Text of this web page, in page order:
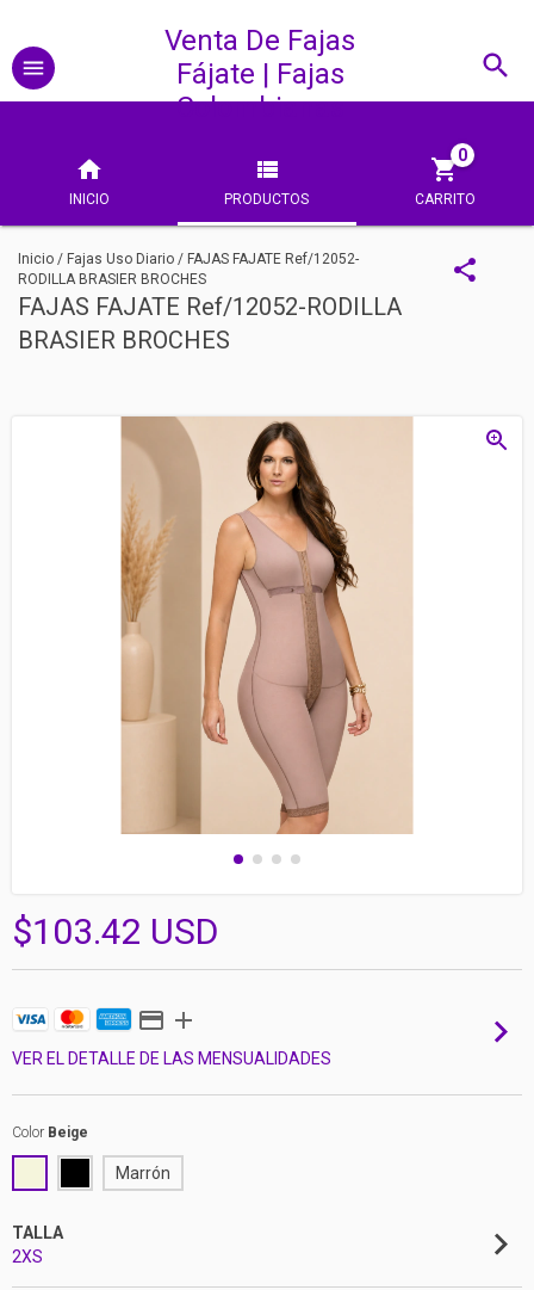
Venta De Fajas
Fájate | Fajas
Colombianas
INICIO PRODUCTOS CARRITO
0
Inicio / Fajas Uso Diario / FAJAS FAJATE Ref/12052-
RODILLA BRASIER BROCHES
FAJAS FAJATE Ref/12052-RODILLA
BRASIER BROCHES
$103.42 USD
VER EL DETALLE DE LAS MENSUALIDADES
Color Beige
Marrón
TALLA
2XS